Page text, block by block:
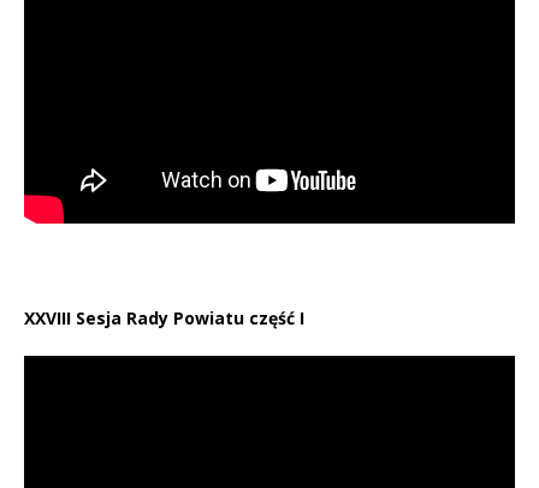
XXVIII Sesja Rady Powiatu część I